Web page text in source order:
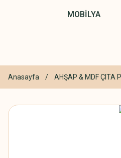
MOBİLYA
Anasayfa AHŞAP & MDF ÇITA